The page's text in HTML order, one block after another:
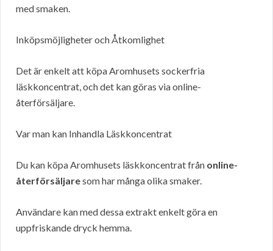
med smaken.
Inköpsmöjligheter och Åtkomlighet
Det är enkelt att köpa Aromhusets sockerfria
läskkoncentrat, och det kan göras via online-
återförsäljare.
Var man kan Inhandla Läskkoncentrat
Du kan köpa Aromhusets läskkoncentrat från online-
återförsäljaresom har många olika smaker.
Användare kan med dessa extrakt enkelt göra en
uppfriskande dryck hemma.